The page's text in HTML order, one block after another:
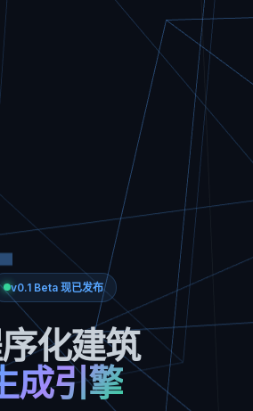
v0.1 Beta 现已发布
化建筑
成引擎